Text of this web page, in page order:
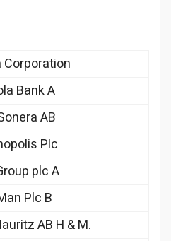
Bank A
AB
Plc
plc A
Plc B
AB H & M.